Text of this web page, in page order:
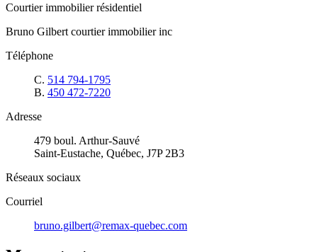
Courtier immobilier résidentiel
Bruno Gilbert courtier immobilier inc
Téléphone
C. 514 794-1795
B. 450 472-7220
Adresse
479 boul. Arthur-Sauvé
Saint-Eustache, Québec, J7P 2B3
Réseaux sociaux
Courriel
bruno.gilbert@remax-quebec.com